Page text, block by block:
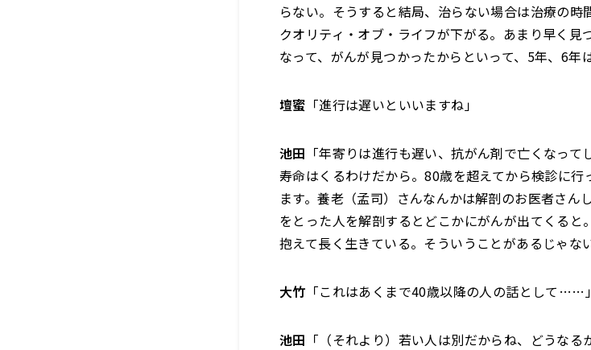
らない。そうすると結局、治らない場合は治療の時
クオリティ・オブ・ライフが下がる。あまり早く
なって、がんが見つかったからといって、5年、6年
壇蜜 「進行は遅いといいますね」
池田 「年寄りは進行も遅い、抗がん剤で亡くなっ
寿命はくるわけだから。80歳を超えてから検診に
ます。養老（孟司）さんなんかは解剖のお医者さん
をとった人を解剖するとどこかにがんが出てくると
抱えて長く生きている。そういうことがあるじゃな
大竹 「これはあくまで40歳以降の人の話として……」
池田 「（それより）若い人は別だからね、どうな